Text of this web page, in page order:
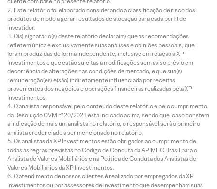
Este relatório foi elaborado considerando a classificação de risco dos
produtos de modo a gerar resultados de alocação para cada perfil de
investidor.
O(s) signatário(s) deste relatório declara(m) que as recomendações
refletem única e exclusivamente suas análises e opiniões pessoais, que
foram produzidas de forma independente, inclusive em relação à XP
Investimentos e que estão sujeitas a modificações sem aviso prévio em
decorrência de alterações nas condições de mercado, e que sua(s)
remuneração(es) é(são) indiretamente influenciada por receitas
provenientes dos negócios e operações financeiras realizadas pela XP
Investimentos.
O analista responsável pelo conteúdo deste relatório e pelo cumprimento
da Resolução CVM nº 20/2021 está indicado acima, sendo que, caso constem
a indicação de mais um analista no relatório, o responsável será o primeiro
analista credenciado a ser mencionado no relatório.
Os analistas da XP Investimentos estão obrigados ao cumprimento de
todas as regras previstas no Código de Conduta da APIMEC Brasil para o
Analista de Valores Mobiliários e na Política de Conduta dos Analistas de
Valores Mobiliários da XP Investimentos.
O atendimento de nossos clientes é realizado por empregados da XP
Investimentos ou por assessores de investimento que desempenham suas